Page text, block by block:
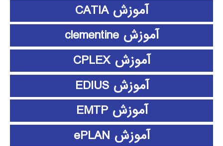
آموزش CATIA
آموزش clementine
آموزش CPLEX
آموزش EDIUS
آموزش EMTP
آموزش ePLAN